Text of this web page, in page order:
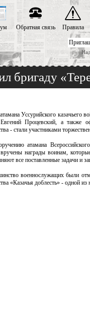
Обратная связь Правила
бригаду
Уссурийского казачьего
Процевский, а также
- стали участниками
атамана
награды воинам,
все поставленные задачи и
военнослужащих были
«Казачья доблесть» - одной из